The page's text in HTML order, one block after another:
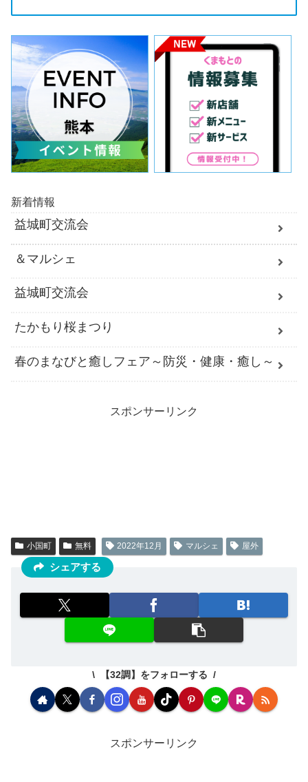
新着情報
益城町交流会
＆マルシェ
益城町交流会
たかもり桜まつり
春のまなびと癒しフェア～防災・健康・癒し～
スポンサーリンク
小国町 無料 2022年12月 マルシェ 屋外
シェアする
【32調】をフォローする
スポンサーリンク